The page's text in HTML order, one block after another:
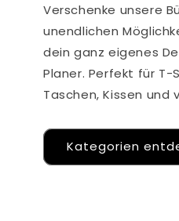
Verschenke unsere
unendlichen
dein ganz eigenes
Planer. Perfekt für T-
Taschen, Kissen und
Kategorien